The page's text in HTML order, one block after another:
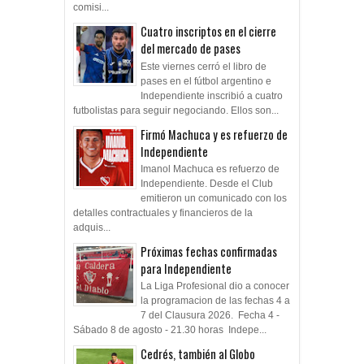
comisi...
Cuatro inscriptos en el cierre
del mercado de pases
Este viernes cerró el libro de
pases en el fútbol argentino e
Independiente inscribió a cuatro
futbolistas para seguir negociando. Ellos son...
Firmó Machuca y es refuerzo de
Independiente
Imanol Machuca es refuerzo de
Independiente. Desde el Club
emitieron un comunicado con los
detalles contractuales y financieros de la
adquis...
Próximas fechas confirmadas
para Independiente
La Liga Profesional dio a conocer
la programacion de las fechas 4 a
7 del Clausura 2026. Fecha 4 -
Sábado 8 de agosto - 21.30 horas Indepe...
Cedrés, también al Globo